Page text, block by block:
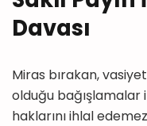
Davası
Miras bırakan,
olduğu bağışlamalar
haklarını ihlal